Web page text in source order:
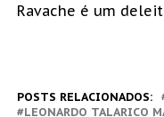
Ravache é um
POSTS RELACIONADOS:
LEONARDO TALARICO